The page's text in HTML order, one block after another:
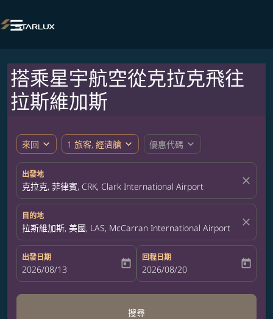

搭乘星宇航空從克拉克飛往
拉斯維加斯
來回 expand_more 1 旅客, 經濟艙 expand_more 優惠代碼 expand_more
出發地
克拉克, 菲律賓, CRK, Clark International Airport close
目的地
拉斯維加斯, 美國, LAS, McCarran International Airport close
出發日期
fc-booking-departure-date-aria-label
2026/08/13 today
回程日期
fc-booking-return-date-aria-label
2026/08/20 today
搜尋